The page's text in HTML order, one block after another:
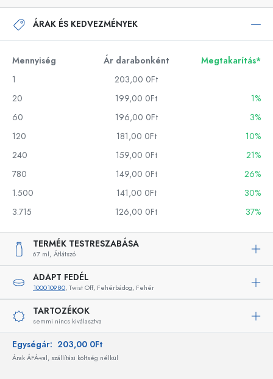
ÁRAK ÉS KEDVEZMÉNYEK
Mennyiség Ár darabonként
Megtakarítás*
1
203,00 0Ft
20
199,00 0Ft
1%
60
196,00 0Ft
3%
120
181,00 0Ft
10%
240
159,00 0Ft
21%
780
149,00 0Ft
26%
1.500
141,00 0Ft
30%
3.715
126,00 0Ft 37%
TERMÉK TESTRESZABÁSA
67 ml, Átlátszó
ADAPT FEDÉL
100010980, Twist Off, Fehérbádog, Fehér
TARTOZÉKOK
semmi nincs kiválasztva
Egységár: 203,00 0Ft
Árak ÁFÁ-val, szállítási költség nélkül